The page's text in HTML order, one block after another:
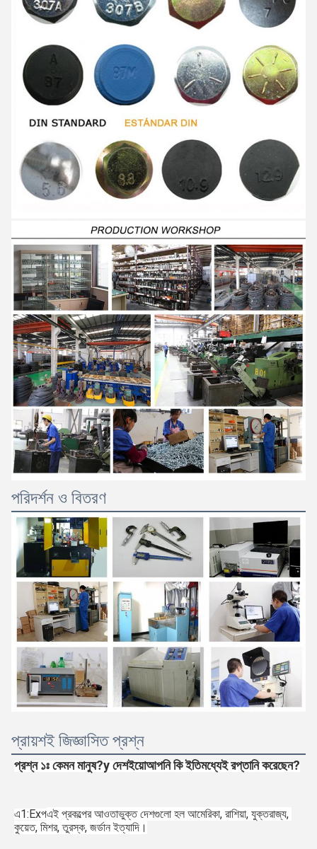
পরিদর্শন ও বিতরণ
প্রায়শই জিজ্ঞাসিত প্রশ্ন
প্রশ্ন ১ঃ কেমন মানুষ?y দেশইয়োআপনি কি ইতিমধ্যেই রপ্তানি করেছেন?
এ1:Exপএই প্রকল্পের আওতাভুক্ত দেশগুলো হল আমেরিকা, রাশিয়া, যুক্তরাজ্য,
কুয়েত, মিশর, তুরস্ক, জর্ডান ইত্যাদি।